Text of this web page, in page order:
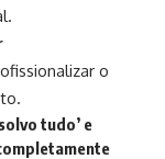
o
tudo’ e